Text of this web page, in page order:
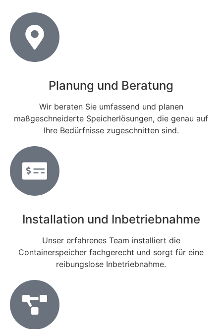
Planung und Beratung
Wir beraten Sie umfassend und planen
maßgeschneiderte Speicherlösungen, die genau auf
Ihre Bedürfnisse zugeschnitten sind.
Installation und Inbetriebnahme
Unser erfahrenes Team installiert die
Containerspeicher fachgerecht und sorgt für eine
reibungslose Inbetriebnahme.